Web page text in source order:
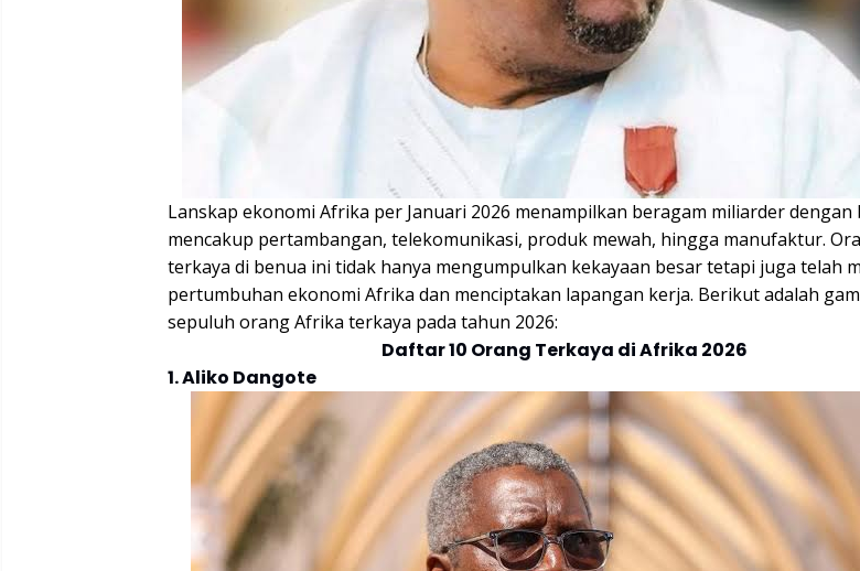
Lanskap ekonomi Afrika per Januari 2026 menampilkan beragam miliarder dengan
mencakup pertambangan, telekomunikasi, produk mewah, hingga manufaktur.
terkaya di benua ini tidak hanya mengumpulkan kekayaan besar tetapi juga telah
pertumbuhan ekonomi Afrika dan menciptakan lapangan kerja. Berikut adalah
sepuluh orang Afrika terkaya pada tahun 2026:
Daftar 10 Orang Terkaya di Afrika 2026
1. Aliko Dangote